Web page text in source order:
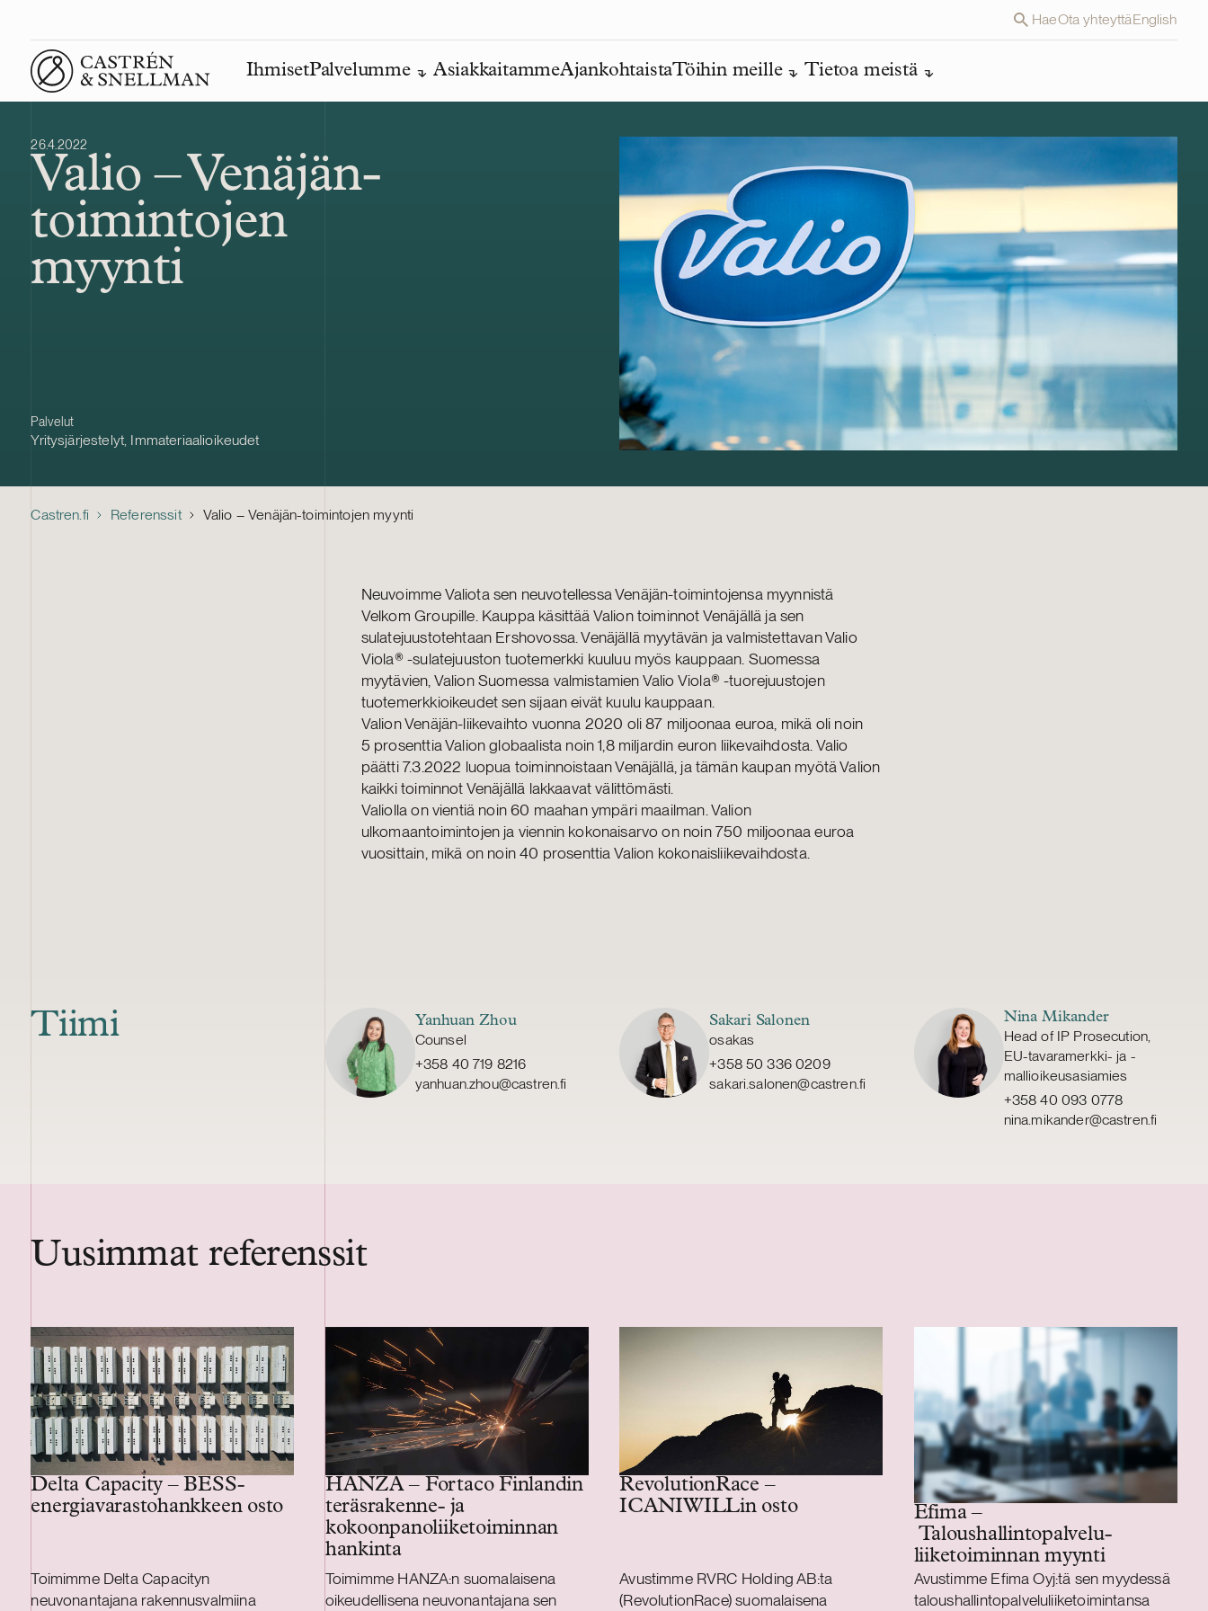
HaeOta yhteyttäEnglish
Front page
IhmisetPalvelumme AsiakkaitammeAjankohtaistaTöihin meille Tietoa meistä
26.4.2022
Valio – Venäjän-
toimintojen
myynti
Palvelut
Yritysjärjestelyt, Immateriaalioikeudet
Castren.fi Referenssit Valio – Venäjän-toimintojen myynti
Neuvoimme Valiota sen neuvotellessa Venäjän-toimintojensa myynnistä
Velkom Groupille. Kauppa käsittää Valion toiminnot Venäjällä ja sen
sulatejuustotehtaan Ershovossa. Venäjällä myytävän ja valmistettavan Valio
Viola® -sulatejuuston tuotemerkki kuuluu myös kauppaan. Suomessa
myytävien, Valion Suomessa valmistamien Valio Viola® -tuorejuustojen
tuotemerkkioikeudet sen sijaan eivät kuulu kauppaan.
Valion Venäjän-liikevaihto vuonna 2020 oli 87 miljoonaa euroa, mikä oli noin
5 prosenttia Valion globaalista noin 1,8 miljardin euron liikevaihdosta. Valio
päätti 7.3.2022 luopua toiminnoistaan Venäjällä, ja tämän kaupan myötä Valion
kaikki toiminnot Venäjällä lakkaavat välittömästi.
Valiolla on vientiä noin 60 maahan ympäri maailman. Valion
ulkomaantoimintojen ja viennin kokonaisarvo on noin 750 miljoonaa euroa
vuosittain, mikä on noin 40 prosenttia Valion kokonaisliikevaihdosta.
Tiimi Yanhuan Zhou
Counsel
+358 40 719 8216
yanhuan.zhou@castren.fi
Sakari Salonen
osakas
+358 50 336 0209
sakari.salonen@castren.fi
Nina Mikander
Head of IP Prosecution,
EU-tavaramerkki- ja -
mallioikeusasiamies
+358 40 093 0778
nina.mikander@castren.fi
Uusimmat referenssit
Delta Capacity – BESS-
energiavarastohankkeen osto
Toimimme Delta Capacityn
neuvonantajana rakennusvalmiina
HANZA – Fortaco Finlandin
teräsrakenne- ja
kokoonpanoliiketoiminnan
hankinta
Toimimme HANZA:n suomalaisena
oikeudellisena neuvonantajana sen
RevolutionRace –
ICANIWILLin osto
Avustimme RVRC Holding AB:ta
(RevolutionRace) suomalaisena
Efima –
Taloushallintopalvelu­
liiketoiminnan myynti
Avustimme Efima Oyj:tä sen myydessä
taloushallintopalveluliiketoimintansa